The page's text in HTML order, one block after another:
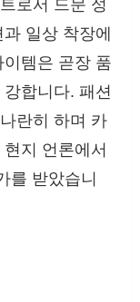
로서 드문 성
일상 착장에
이템은 곧장 품
합니다. 패션
란히 하며 카
지 언론에서
를 받았습니